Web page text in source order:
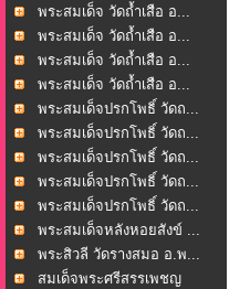
พระสมเด็จ วัดถ้ำเสือ อ...
พระสมเด็จ วัดถ้ำเสือ อ...
พระสมเด็จ วัดถ้ำเสือ อ...
พระสมเด็จ วัดถ้ำเสือ อ...
พระสมเด็จปรกโพธิ์ วัดถ...
พระสมเด็จปรกโพธิ์ วัดถ...
พระสมเด็จปรกโพธิ์ วัดถ...
พระสมเด็จปรกโพธิ์ วัดถ...
พระสมเด็จปรกโพธิ์ วัดถ...
พระสมเด็จหลังหอยสังข์ ...
พระสิวลี วัดรางสมอ อ.พ...
สมเด็จพระศรีสรรเพชญ